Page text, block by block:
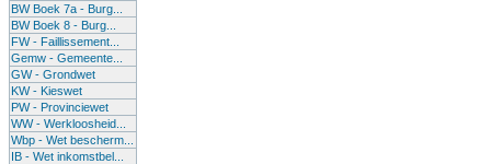
BW Boek 7a - Burg...
BW Boek 8 - Burg...
FW - Faillissement...
Gemw - Gemeente...
GW - Grondwet
KW - Kieswet
PW - Provinciewet
WW - Werkloosheid...
Wbp - Wet bescherm...
IB - Wet inkomstbel...